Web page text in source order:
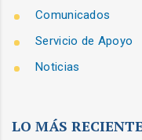
Comunicados
Servicio de Apoyo
Noticias
LO MÁS RECIENTE